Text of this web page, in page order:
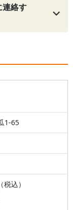
連絡す
1-65
込）